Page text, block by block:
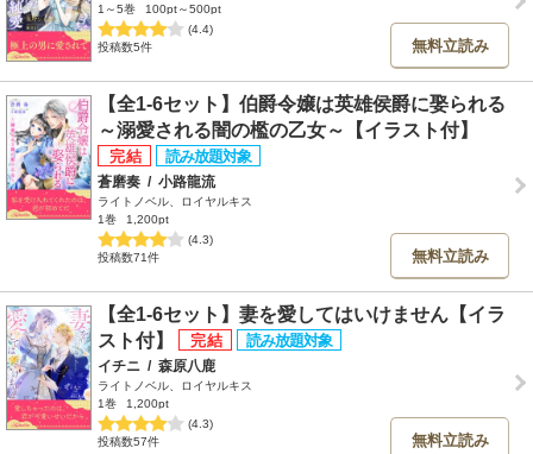
1～5巻
100pt～500pt
(4.4)
投稿数5件
無料立読み
【全1-6セット】伯爵令嬢は英雄侯爵に娶られる
～溺愛される闇の檻の乙女～【イラスト付】
蒼磨奏 / 小路龍流
ライトノベル、ロイヤルキス
1巻
1,200pt
(4.3)
投稿数71件
無料立読み
【全1-6セット】妻を愛してはいけません【イラ
スト付】
イチニ / 森原八鹿
ライトノベル、ロイヤルキス
1巻
1,200pt
(4.3)
投稿数57件
無料立読み